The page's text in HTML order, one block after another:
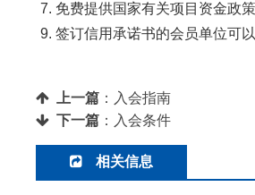
7. 免费提供国家有关项目资金政策
9. 签订信用承诺书的会员单位可
上一篇 ： 入会指南
下一篇 ： 入会条件
相关信息